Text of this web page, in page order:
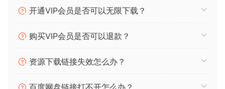
EQUALIZER
Equalizer intelligently and dynamically
natural. It enhances deficiencies and attenuates excesses.
开通VIP会员是否可以无限下载？
购买VIP会员是否可以退款？
资源下载链接失效怎么办？